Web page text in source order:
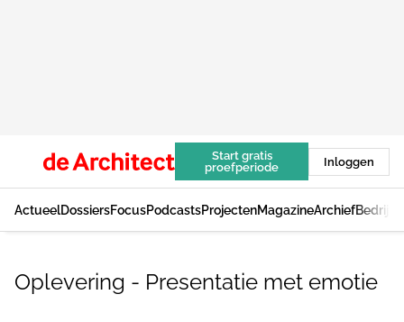
Start gratis
proefperiode
Inloggen
ActueelDossiersFocusPodcastsProjectenMagazineArchief
Oplevering - Presentatie met emotie